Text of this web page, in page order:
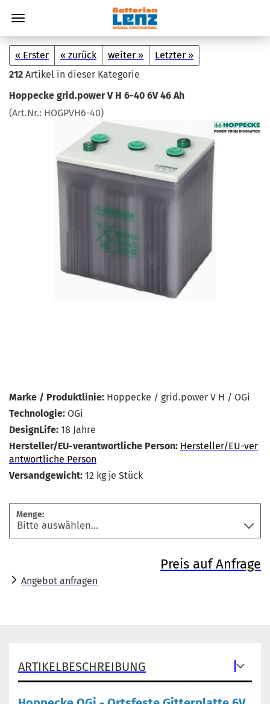
« Erster « zurück weiter »
Letzter »
212 Artikel in dieser Kategorie
Hop­pe­cke grid.power V H 6-40 6V 46 Ah
(Art.Nr.: HOGPVH6-​40)
Marke / Produktlinie: Hoppecke / grid.power V H / OGi
Technologie: OGi
DesignLife: 18 Jahre
Hersteller/EU-verantwortliche Person: Hersteller/EU-ver
antwortliche Person
Versandgewicht: 12 kg je Stück
Menge:
Preis auf Anfrage
Angebot anfragen
ARTIKELBESCHREIBUNG